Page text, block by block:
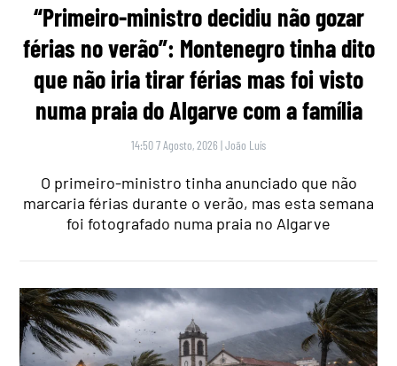
“Primeiro-ministro decidiu não gozar
férias no verão”: Montenegro tinha dito
que não iria tirar férias mas foi visto
numa praia do Algarve com a família
14:50 7 Agosto, 2026 |João Luís
O primeiro-ministro tinha anunciado que não
marcaria férias durante o verão, mas esta semana
foi fotografado numa praia no Algarve